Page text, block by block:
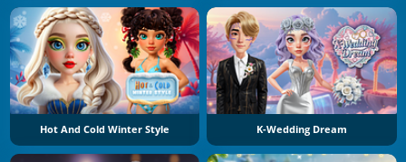
Hot And Cold Winter Style K-Wedding Dream